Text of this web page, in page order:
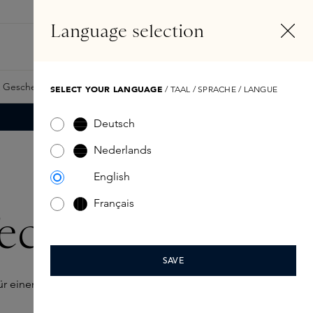
Samples Skins Exclusives Skins Boxen
ebenmäßigen Teint sorgen sollen.
Language selection
SELECT YOUR LANGUAGE / TAAL / SPRACHE / LANGUE
Deutsch
Nederlands
English
Français
SAVE